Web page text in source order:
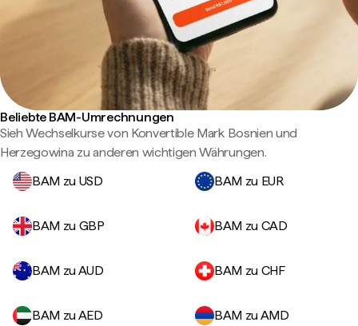
Beliebte BAM-Umrechnungen
Sieh Wechselkurse von Konvertible Mark Bosnien und
Herzegowina zu anderen wichtigen Währungen.
BAM zu USD
BAM zu EUR
BAM zu GBP BAM zu CAD
BAM zu AUD BAM zu CHF
BAM zu AED
BAM zu AMD